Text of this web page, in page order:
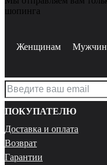
шопинга
Женщинам
ПОКУПАТЕЛЮ
Доставка и оплата
Возврат
Гарантии